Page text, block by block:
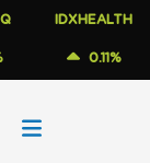
IDXHEALTH
0.11%